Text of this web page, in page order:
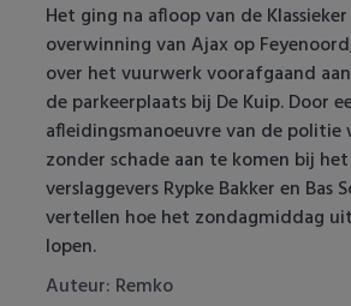
FC Utrecht
Feyenoord
Heracles Almelo
NAC Breda
PEC Zwolle
Champions League
Europa League
Conference League
Het ging na afloop van de
overwinning van Ajax op
over het vuurwerk voorafgaand
de parkeerplaats bij De Kuip. Door
afleidingsmanoeuvre van de politie
zonder schade aan te komen bij
verslaggevers Rypke Bakker en Bas
vertellen hoe het zondagmiddag
lopen.
Auteur: Remko